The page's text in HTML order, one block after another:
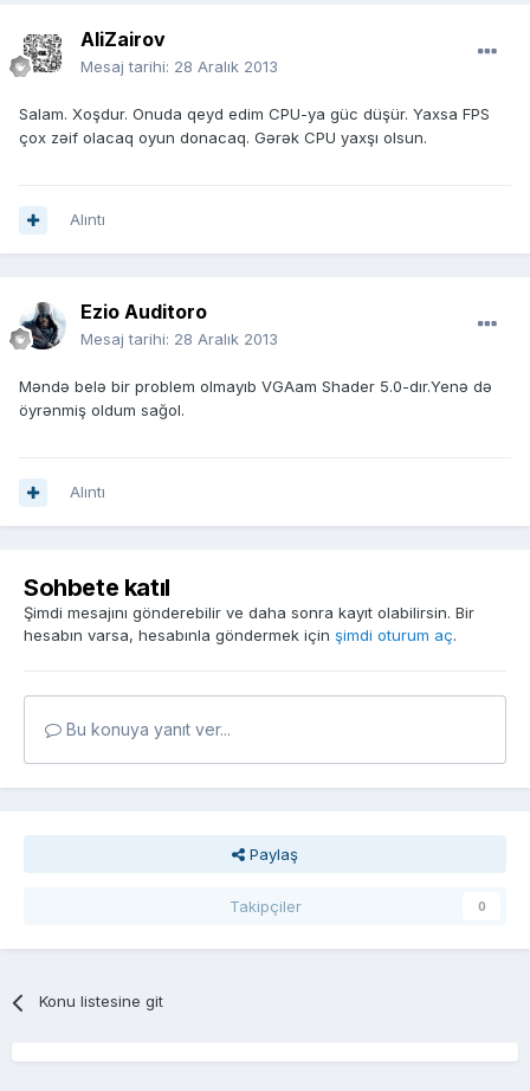
AliZairov
Mesaj tarihi: 28 Aralık 2013
Salam. Xoşdur. Onuda qeyd edim CPU-ya güc düşür. Yaxsa FPS
çox zəif olacaq oyun donacaq. Gərək CPU yaxşı olsun.
Alıntı
Ezio Auditoro
Mesaj tarihi: 28 Aralık 2013
Məndə belə bir problem olmayıb VGAam Shader 5.0-dır.Yenə də
öyrənmiş oldum sağol.
Alıntı
Sohbete katıl
Şimdi mesajını gönderebilir ve daha sonra kayıt olabilirsin. Bir
hesabın varsa, hesabınla göndermek için şimdi oturum aç.
Bu konuya yanıt ver...
Paylaş
Takipçiler 0
Konu listesine git